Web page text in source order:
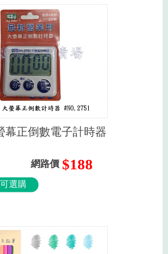
幕正倒數電子計時器
網路價 $188
選購